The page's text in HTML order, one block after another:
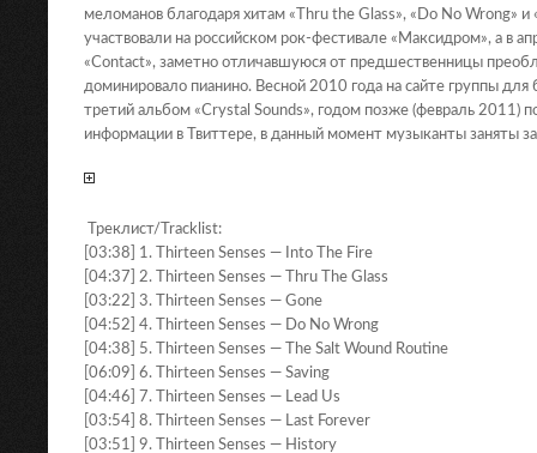
меломанов благодаря хитам «Thru the Glass», «Do No Wrong»
участвовали на российском рок-фестивале «Максидром», а в
«Contact», заметно отличавшуюся от предшественницы
доминировало пианино. Весной 2010 года на сайте группы
третий альбом «Crystal Sounds», годом позже (февраль 2011)
информации в Твиттере, в данный момент музыканты заняты
Треклист/Tracklist:
[03:38] 1. Thirteen Senses — Into The Fire
[04:37] 2. Thirteen Senses — Thru The Glass
[03:22] 3. Thirteen Senses — Gone
[04:52] 4. Thirteen Senses — Do No Wrong
[04:38] 5. Thirteen Senses — The Salt Wound Routine
[06:09] 6. Thirteen Senses — Saving
[04:46] 7. Thirteen Senses — Lead Us
[03:54] 8. Thirteen Senses — Last Forever
[03:51] 9. Thirteen Senses — History